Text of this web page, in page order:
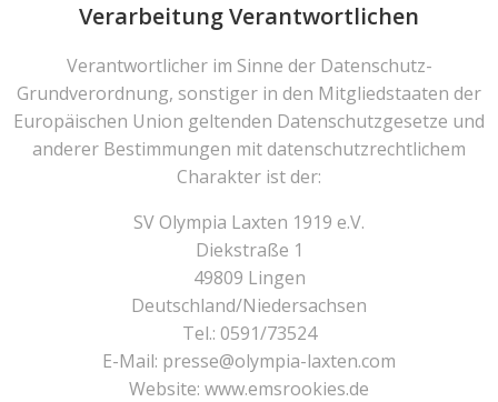
Verarbeitung Verantwortlichen
Verantwortlicher im Sinne der Datenschutz-
Grundverordnung, sonstiger in den Mitgliedstaaten der
Europäischen Union geltenden Datenschutzgesetze und
anderer Bestimmungen mit datenschutzrechtlichem
Charakter ist der:
SV Olympia Laxten 1919 e.V.
Diekstraße 1
49809 Lingen
Deutschland/Niedersachsen
Tel.: 0591/73524
E-Mail: presse@olympia-laxten.com
Website: www.emsrookies.de